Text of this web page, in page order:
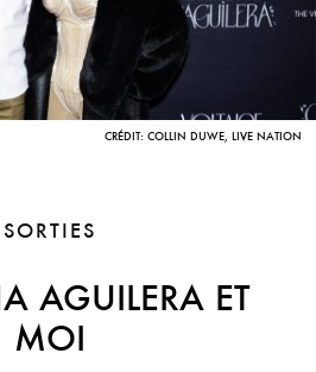
CRÉDIT: COLLIN DUWE, LIVE NATION
SORTIES
AGUILERA ET
MOI